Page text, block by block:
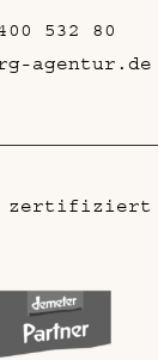
532 80
agentur.de
von